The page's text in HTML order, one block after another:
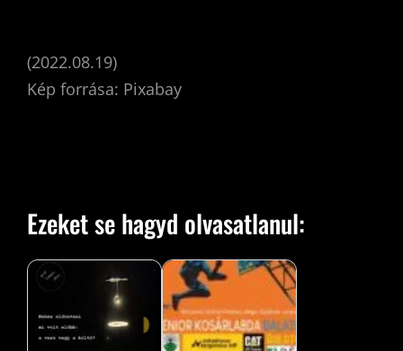
(2022.08.19)
Kép forrása: Pixabay
Ezeket se hagyd olvasatlanul: